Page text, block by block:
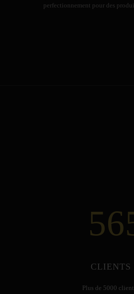
perfectionnement pour des
CLIENTS
Plus de 5000